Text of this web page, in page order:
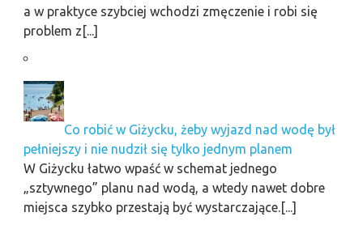
a w praktyce szybciej wchodzi zmęczenie i robi się
problem z[...]
Co robić w Giżycku, żeby wyjazd nad wodę był
pełniejszy i nie nudził się tylko jednym planem
W Giżycku łatwo wpaść w schemat jednego
„sztywnego” planu nad wodą, a wtedy nawet dobre
miejsca szybko przestają być wystarczające.[...]